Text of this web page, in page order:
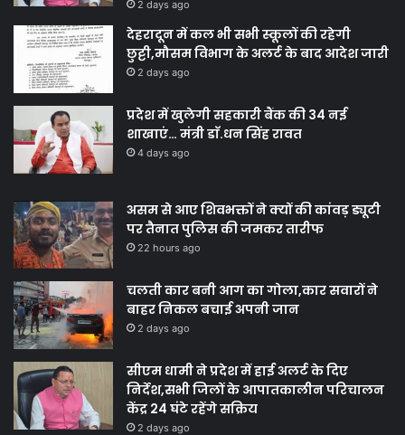
2 days ago
देहरादून में कल भी सभी स्कूलों की रहेगी
छुट्टी,मौसम विभाग के अलर्ट के बाद आदेश जारी
2 days ago
प्रदेश में खुलेगी सहकारी बैंक की 34 नई
शाखाएं… मंत्री डाॅ.धन सिंह रावत
4 days ago
असम से आए शिवभक्तों ने क्यों की कांवड़ ड्यूटी
पर तैनात पुलिस की जमकर तारीफ
22 hours ago
चलती कार बनी आग का गोला,कार सवारों ने
बाहर निकल बचाई अपनी जान
2 days ago
सीएम धामी ने प्रदेश में हाई अलर्ट के दिए
निर्देश,सभी जिलों के आपातकालीन परिचालन
केंद्र 24 घंटे रहेंगे सक्रिय
2 days ago